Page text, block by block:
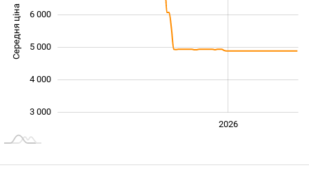
Середня ціна
3 000
4 000
5 000
6 000
2026